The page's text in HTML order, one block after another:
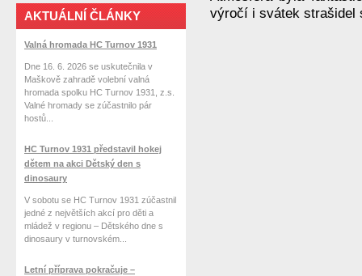
výročí i svátek strašidel
AKTUÁLNÍ ČLÁNKY
Valná hromada HC Turnov 1931
Dne 16. 6. 2026 se uskutečnila v
Maškově zahradě volební valná
hromada spolku HC Turnov 1931, z.s.
Valné hromady se zúčastnilo pár
hostů...
HC Turnov 1931 představil hokej
dětem na akci Dětský den s
dinosaury
V sobotu se HC Turnov 1931 zúčastnil
jedné z největších akcí pro děti a
mládež v regionu – Dětského dne s
dinosaury v turnovském...
Letní příprava pokračuje –